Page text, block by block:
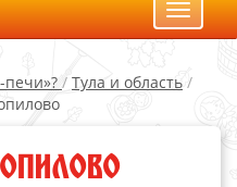
Toggle
печи»? / Тула и область /